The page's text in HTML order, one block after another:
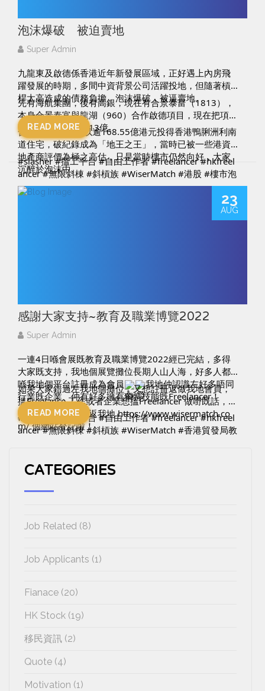
泡沫爆破 被迫賣地
Super Admin
九龍東及啟德係香港近年新發展區域，正好遇上內房飛
躍發展的時期，多間中資背景公司活躍投地，但隨著槓
桿太高造成的債務負擔，泡沫爆破，被逼賣地。
先有海航集團，後有高銀，現在有合景泰富（1813），
本身合景泰富與龍湖（960）合作啟德項目，現在把項目
50%賣給龍湖套現13億。
合景泰富2017年以逾168.55億港元投得香港鴨脷洲利南
道住宅，破紀錄成為「地王之王」，當時已被一些港資
地產商評價為極之高估，只是當時樓市仍然向好，大家
沉醉於泡沫中。
#slasher #搵工平台 #自由工作者 #freelancer #hkfreel
ancer #無限斜棟 #斜槓族 #WiserMatch #港股 #樓市泡
沬 #樓市泡沬爆破 #啟德 #啟德發展 #內房 #海航集團 #
高銀 #合景泰富
想了解多一點關於我們的Freelance matching平台，請f
READ MORE
23
AUG
感謝大家支持~教育及職業博覽2022
Super Admin
一連4日喺會展既教育及職業博覽2022經已完結，多得
大家既支持，我地個展覽攤位長期人山人海，好多人都
喺我地個平台註冊成為會員
我地仲認識左好多唔同
行業既企業、仲有好多擁有獨特技能既Freelancer！
如果大家錯過左我地個攤位，又想註冊返做我地會員，
搵Freelance 工作或者企業想搵Freelancer 做嘢既話，唔
好猶豫啦，即刻上返我地 https://www.wisermatch.co
m/ 個網站登記啦！
#slasher #搵工平台 #自由工作者 #freelancer #hkfreel
ancer #無限斜棟 #斜槓族 #WiserMatch #香港貿發局教
─────────────────────────
ollow我們
WiserMatch是一個Freelance matching平台，立即登記
網址： https://www.wisermatch.com/
READ MORE
CATEGORIES
Job Related (8)
Job Applicants (1)
Fianace (20)
HK Stock (19)
移民資訊 (2)
Quote (4)
Motivation (1)